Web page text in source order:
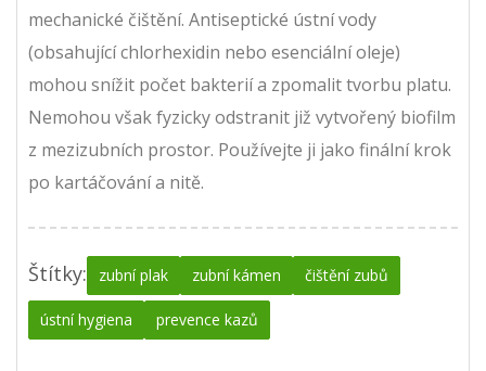
mechanické čištění. Antiseptické ústní vody
(obsahující chlorhexidin nebo esenciální oleje)
mohou snížit počet bakterií a zpomalit tvorbu platu.
Nemohou však fyzicky odstranit již vytvořený biofilm
z mezizubních prostor. Používejte ji jako finální krok
po kartáčování a nitě.
Štítky: zubní plak zubní kámen čištění zubů
ústní hygiena prevence kazů